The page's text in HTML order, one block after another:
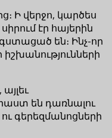
Ի վերջո, կարծես
էր հայերին
են։ Ինչ-որ
են դառնալու
գերեզմանոցների